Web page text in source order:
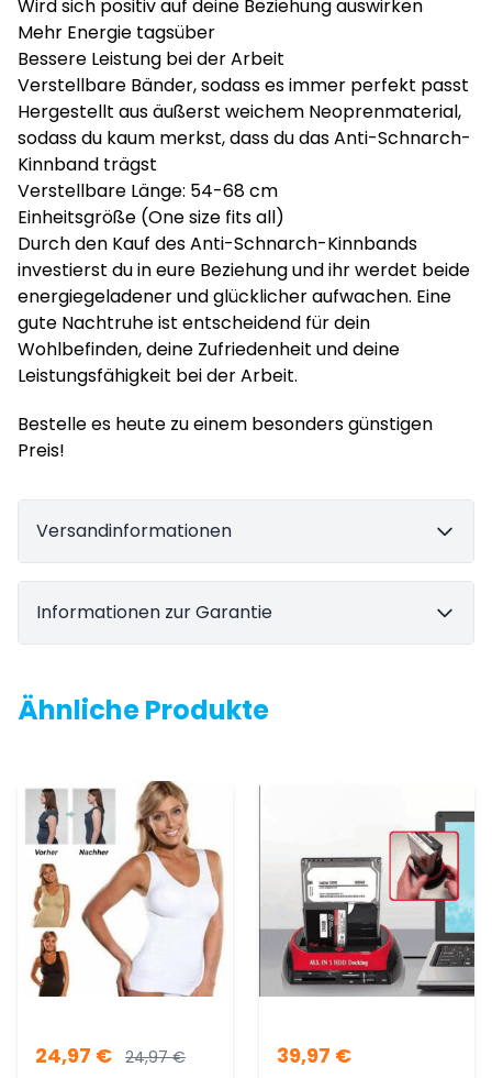
Wird sich positiv auf deine Beziehung auswirken
Mehr Energie tagsüber
Bessere Leistung bei der Arbeit
Verstellbare Bänder, sodass es immer perfekt passt
Hergestellt aus äußerst weichem Neoprenmaterial,
sodass du kaum merkst, dass du das Anti-Schnarch-
Kinnband trägst
Verstellbare Länge: 54-68 cm
Einheitsgröße (One size fits all)
Durch den Kauf des Anti-Schnarch-Kinnbands
investierst du in eure Beziehung und ihr werdet beide
energiegeladener und glücklicher aufwachen. Eine
gute Nachtruhe ist entscheidend für dein
Wohlbefinden, deine Zufriedenheit und deine
Leistungsfähigkeit bei der Arbeit.
Bestelle es heute zu einem besonders günstigen
Preis!
Versandinformationen
Informationen zur Garantie
Ähnliche Produkte
24,97 € 24,97€ 39,97 €